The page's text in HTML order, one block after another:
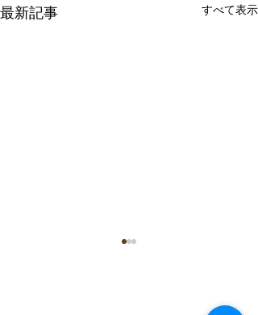
最新記事 すべて表示